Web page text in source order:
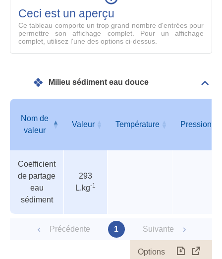
Ceci est un aperçu
Ce tableau comporte un trop grand nombre d'entrées pour
permettre son affichage complet. Pour un affichage
complet, utilisez l'une des options ci-dessus.
Milieu sédiment eau douce
des
paramètres
Nom de
valeur
Valeur Température Pression
valeur
Coefficient
de partage
eau
sédiment
293
L.kg-1
Précédente 1 Suivante
Options